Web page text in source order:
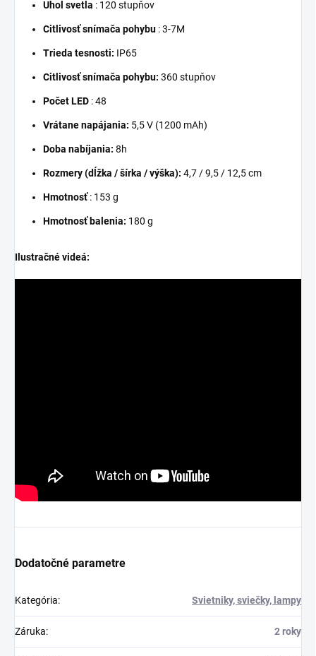
Uhol svetla : 120 stupňov
Citlivosť snímača pohybu : 3-7M
Trieda tesnosti: IP65
Citlivosť snímača pohybu: 360 stupňov
Počet LED : 48
Vrátane napájania: 5,5 V (1200 mAh)
Doba nabíjania: 8h
Rozmery (dĺžka / šírka / výška): 4,7 / 9,5 / 12,5 cm
Hmotnosť: 153 g
Hmotnosť balenia: 180 g
Ilustračné videá:
Dodatočné parametre
Kategória: Svietniky, sviečky, lampy
Záruka: 2 roky